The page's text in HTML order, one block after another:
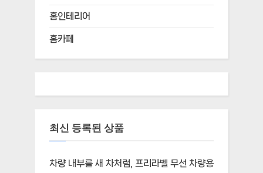
홈인테리어
홈카페
최신 등록된 상품
차량 내부를 새 차처럼, 프리라벨 무선 차량용